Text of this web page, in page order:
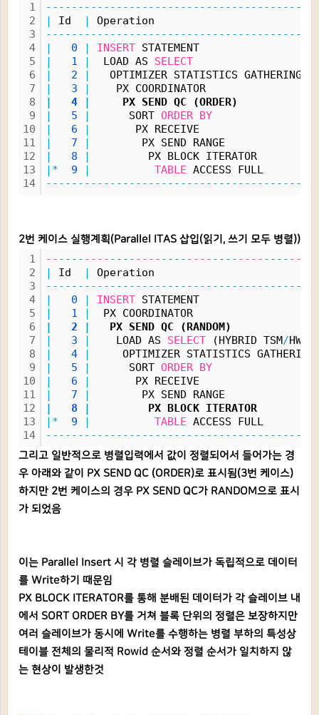
1
2
3
4
5
6
7
8
9
10
11
12
13
14
|
Id | Operation
|
0 | INSERT STATEMENT
|
1 | LOAD AS SELECT
|
2 | OPTIMIZER STATISTICS GATHERING
|
3 | PX COORDINATOR
|
4 | PX SEND QC (ORDER)
|
5 | SORT ORDER BY
|
6 | PX RECEIVE
|
7 | PX SEND RANGE
|
8 | PX BLOCK ITERATOR
|*
9 | TABLE ACCESS FULL
2번 케이스 실행계획(Parallel ITAS 삽입(읽기, 쓰기 모두 병렬))
1
2
3
4
5
6
7
8
9
10
11
12
13
14
|
Id |
|
0 | INSERT
|
1 |
PX
|
2 |
PX SEND QC
|
3 | LOAD AS SELECT (HYBRID TSM/
|
4 |
OPTIMIZER STATISTICS
|
5 | SORT ORDER BY
|
6 |
PX
|
7 |
PX SEND
|
8 |
PX BLOCK
|*
9 | TABLE ACCESS
그리고 일반적으로 병렬입력에서 값이 정렬되어서 들어가는 경
우 아래와 같이 PX SEND QC (ORDER)로 표시됨(3번 케이스)
하지만 2번 케이스의 경우 PX SEND QC가 RANDOM으로 표시
가 되었음
이는 Parallel Insert 시 각 병렬 슬레이브가 독립적으로 데이터
를 Write하기 때문임
PX BLOCK ITERATOR를 통해 분배된 데이터가 각 슬레이브 내
에서 SORT ORDER BY를 거쳐 블록 단위의 정렬은 보장하지만
여러 슬레이브가 동시에 Write를 수행하는 병렬 부하의 특성상
테이블 전체의 물리적 Rowid 순서와 정렬 순서가 일치하지 않
는 현상이 발생한것